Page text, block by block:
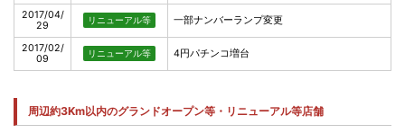
2017/04/
29
リニューアル等 一部ナンバーランプ変更
2017/02/
09
リニューアル等 4円パチンコ増台
周辺約3Km以内のグランドオープン等・リニューアル等店舗